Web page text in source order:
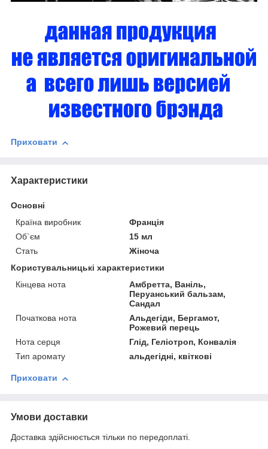
Приховати
Характеристики
Основні
Країна виробник
Франція
Об`єм
15 мл
Стать
Жіноча
Користувальницькі характеристики
Кінцева нота
Амбретта, Ваніль,
Перуанський бальзам,
Сандал
Початкова нота
Альдегіди, Бергамот,
Рожевий перець
Нота серця
Глід, Геліотроп, Конвалія
Тип аромату
альдегідні, квіткові
Приховати
Умови доставки
Доставка здійснюється тільки по передоплаті.